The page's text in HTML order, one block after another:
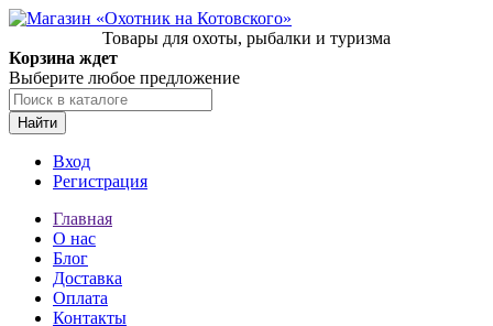
Товары для охоты, рыбалки и туризма
Корзина ждет
Выберите любое предложение
Найти
Вход
Регистрация
Главная
О нас
Блог
Доставка
Оплата
Контакты